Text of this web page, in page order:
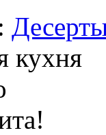
кухня